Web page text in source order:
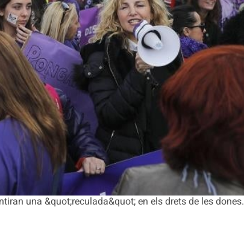
una &quot;reculada&quot; en els drets de les dones.